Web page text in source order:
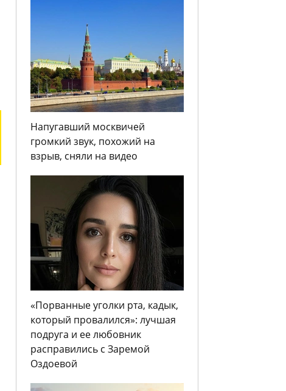
Напугавший москвичей
громкий звук, похожий на
взрыв, сняли на видео
«Порванные уголки рта, кадык,
который провалился»: лучшая
подруга и ее любовник
расправились с Заремой
Оздоевой